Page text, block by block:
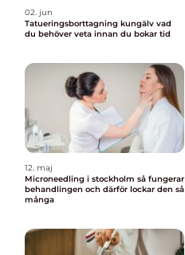
02. jun
Tatueringsborttagning kungälv vad
du behöver veta innan du bokar tid
12. maj
Microneedling i stockholm så fungerar
behandlingen och därför lockar den så
många